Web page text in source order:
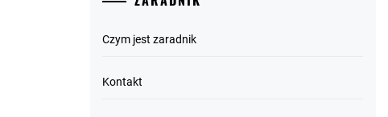
Czym jest zaradnik
Kontakt